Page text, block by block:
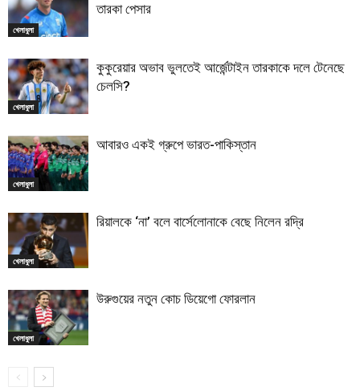
খেলাধুলা
তারকা পেসার
খেলাধুলা
কুকুরেয়ার অভাব ভুলতেই আর্জেন্টাইন তারকাকে দলে টেনেছে
চেলসি?
খেলাধুলা
আবারও একই গ্রুপে ভারত-পাকিস্তান
খেলাধুলা
রিয়ালকে ‘না’ বলে বার্সেলোনাকে বেছে নিলেন রদ্রি
খেলাধুলা
উরুগুয়ের নতুন কোচ ডিয়েগো ফোরলান